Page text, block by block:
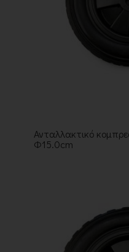
Ανταλλακτικό
Φ15.0cm